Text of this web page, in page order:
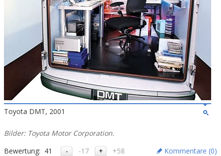
Toyota DMT, 2001
Bilder: Toyota Motor Corporation.
Bewertung: 41 -17 +58 Kommentare (0)